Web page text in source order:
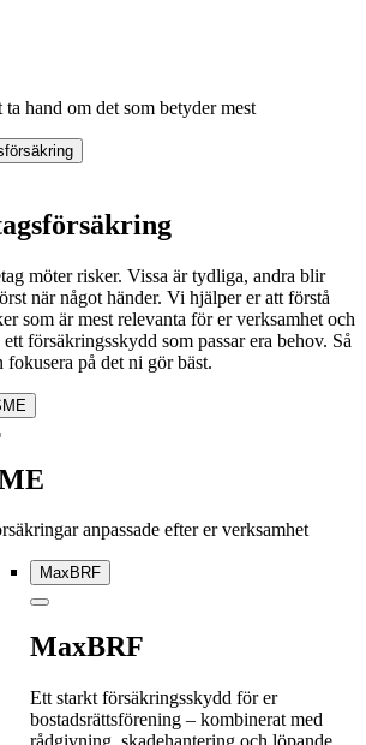
hand om det som betyder mest
möter risker. Vissa är tydliga, andra blir
när något händer. Vi hjälper er att förstå
som är mest relevanta för er verksamhet och
ett försäkringsskydd som passar era behov. Så
fokusera på det ni gör bäst.
anpassade efter er verksamhet
MaxBRF
MaxBRF
Ett starkt försäkringsskydd för er
bostadsrättsförening – kombinerat med